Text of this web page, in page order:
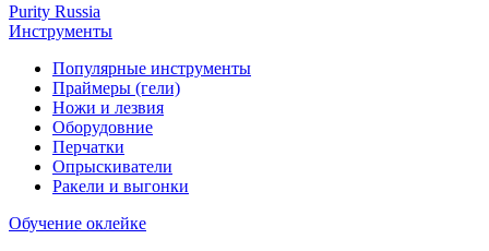
Purity Russia
Инструменты
Популярные инструменты
Праймеры (гели)
Ножи и лезвия
Оборудовние
Перчатки
Опрыскиватели
Ракели и выгонки
Обучение оклейке